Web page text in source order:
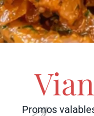
Promos